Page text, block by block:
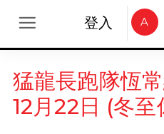
登入 A
猛龍長跑隊恆
12月22日 (冬至